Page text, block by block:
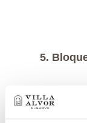
5.
Caso o